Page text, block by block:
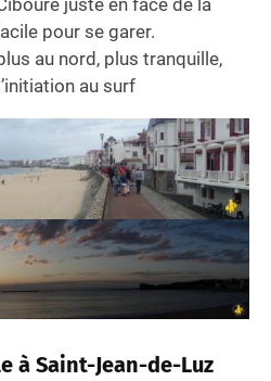
juste en face de la
pour se garer.
au nord, plus tranquille,
au surf
à Saint-Jean-de-Luz